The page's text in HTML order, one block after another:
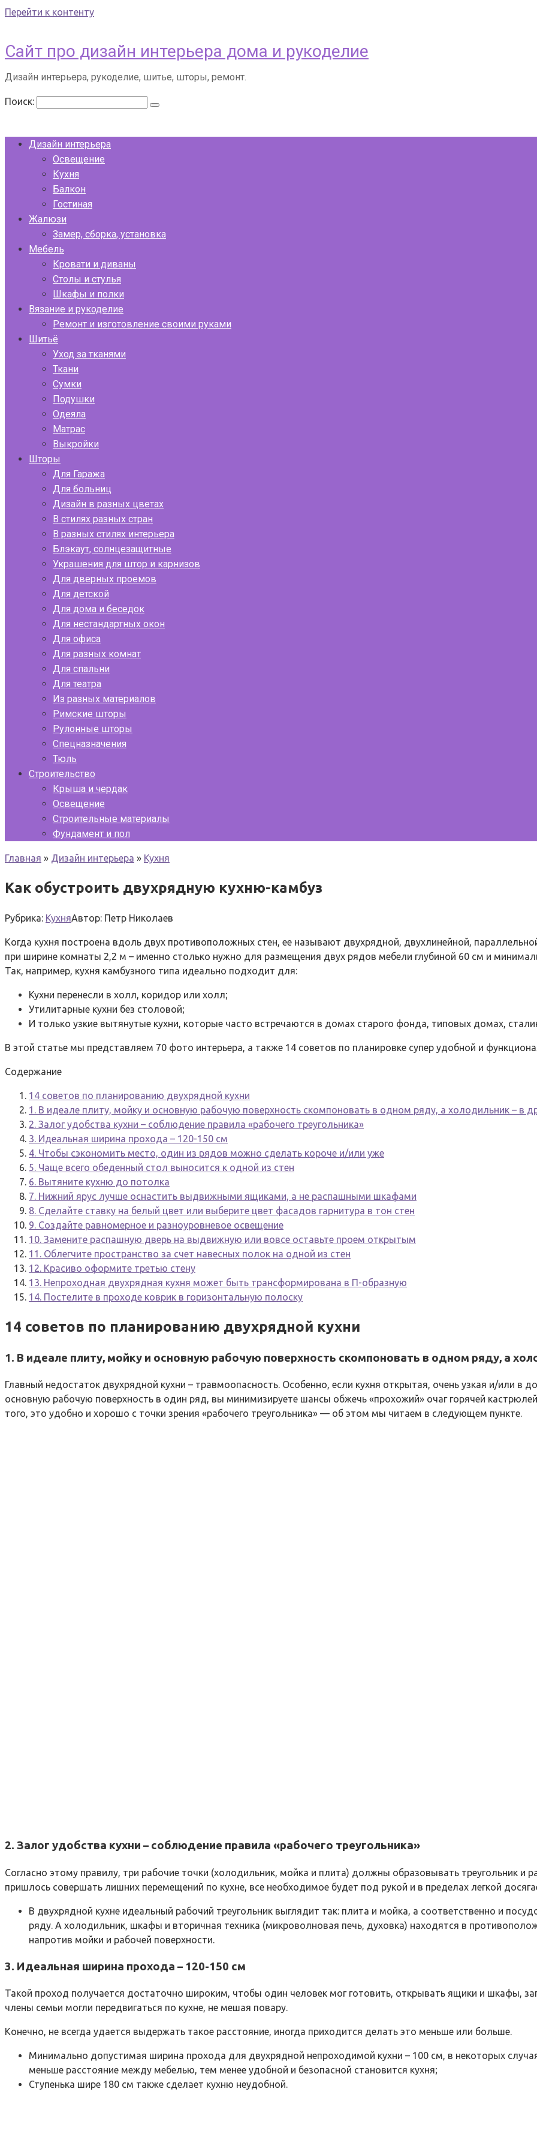
Перейти к контенту
Сайт про дизайн интерьера дома и рукоделие
Дизайн интерьера, рукоделие, шитье, шторы, ремонт.
Поиск:
Дизайн интерьера
Освещение
Кухня
Балкон
Гостиная
Жалюзи
Замер, сборка, установка
Мебель
Кровати и диваны
Столы и стулья
Шкафы и полки
Вязание и рукоделие
Ремонт и изготовление своими руками
Шитьё
Уход за тканями
Ткани
Сумки
Подушки
Одеяла
Матрас
Выкройки
Шторы
Для Гаража
Для больниц
Дизайн в разных цветах
В стилях разных стран
В разных стилях интерьера
Блэкаут, солнцезащитные
Украшения для штор и карнизов
Для дверных проемов
Для детской
Для дома и беседок
Для нестандартных окон
Для офиса
Для разных комнат
Для спальни
Для театра
Из разных материалов
Римские шторы
Рулонные шторы
Спецназначения
Тюль
Строительство
Крыша и чердак
Освещение
Строительные материалы
Фундамент и пол
Главная » Дизайн интерьера » Кухня
Как обустроить двухрядную кухню-камбуз
Рубрика: КухняАвтор: Петр Николаев
Когда кухня построена вдоль двух противоположных стен, ее называют двухрядной, двухлинейной,
при ширине комнаты 2,2 м – именно столько нужно для размещения двух рядов мебели глубиной 60 см и
Так, например, кухня камбузного типа идеально подходит для:
Кухни перенесли в холл, коридор или холл;
Утилитарные кухни без столовой;
И только узкие вытянутые кухни, которые часто встречаются в домах старого фонда, типовых домах,
В этой статье мы представляем 70 фото интерьера, а также 14 советов по планировке супер удобной и
Содержание
14 советов по планированию двухрядной кухни
1. В идеале плиту, мойку и основную рабочую поверхность скомпоновать в одном ряду, а холодильник – в
2. Залог удобства кухни – соблюдение правила «рабочего треугольника»
3. Идеальная ширина прохода – 120-150 см
4. Чтобы сэкономить место, один из рядов можно сделать короче и/или уже
5. Чаще всего обеденный стол выносится к одной из стен
6. Вытяните кухню до потолка
7. Нижний ярус лучше оснастить выдвижными ящиками, а не распашными шкафами
8. Сделайте ставку на белый цвет или выберите цвет фасадов гарнитура в тон стен
9. Создайте равномерное и разноуровневое освещение
10. Замените распашную дверь на выдвижную или вовсе оставьте проем открытым
11. Облегчите пространство за счет навесных полок на одной из стен
12. Красиво оформите третью стену
13. Непроходная двухрядная кухня может быть трансформирована в П-образную
14. Постелите в проходе коврик в горизонтальную полоску
14 советов по планированию двухрядной кухни
1. В идеале плиту, мойку и основную рабочую поверхность скомпоновать в одном ряду, а
Главный недостаток двухрядной кухни – травмоопасность. Особенно, если кухня открытая, очень узкая и/или в
основную рабочую поверхность в один ряд, вы минимизируете шансы обжечь «прохожий» очаг горячей
того, это удобно и хорошо с точки зрения «рабочего треугольника» — об этом мы читаем в следующем пункте.
2. Залог удобства кухни – соблюдение правила «рабочего треугольника»
Согласно этому правилу, три рабочие точки (холодильник, мойка и плита) должны образовывать треугольник и
пришлось совершать лишних перемещений по кухне, все необходимое будет под рукой и в пределах легкой
В двухрядной кухне идеальный рабочий треугольник выглядит так: плита и мойка, а соответственно и
ряду. А холодильник, шкафы и вторичная техника (микроволновая печь, духовка) находятся в
напротив мойки и рабочей поверхности.
3. Идеальная ширина прохода – 120-150 см
Такой проход получается достаточно широким, чтобы один человек мог готовить, открывать ящики и шкафы,
члены семьи могли передвигаться по кухне, не мешая повару.
Конечно, не всегда удается выдержать такое расстояние, иногда приходится делать это меньше или больше.
Минимально допустимая ширина прохода для двухрядной непроходимой кухни – 100 см, в некоторых
меньше расстояние между мебелью, тем менее удобной и безопасной становится кухня;
Ступенька шире 180 см также сделает кухню неудобной.